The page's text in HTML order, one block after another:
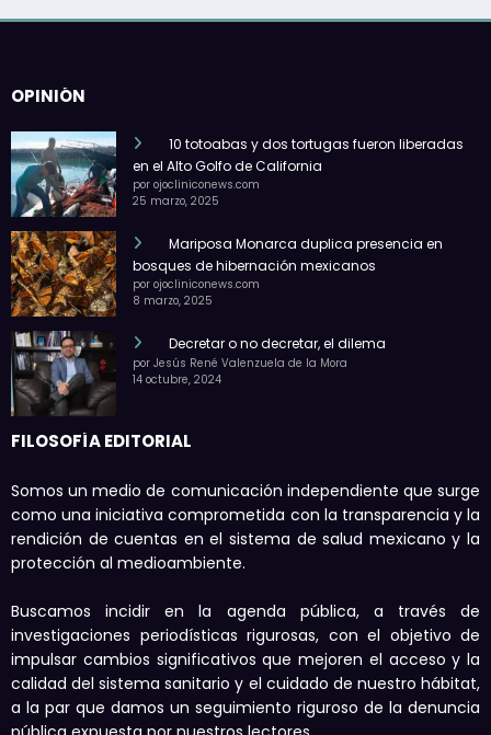
OPINIÓN
10 totoabas y dos tortugas fueron liberadas
en el Alto Golfo de California
por ojocliniconews.com
25 marzo, 2025
Mariposa Monarca duplica presencia en
bosques de hibernación mexicanos
por ojocliniconews.com
8 marzo, 2025
Decretar o no decretar, el dilema
por Jesús René Valenzuela de la Mora
14 octubre, 2024
FILOSOFÍA EDITORIAL
Somos un medio de comunicación independiente que surge
como una iniciativa comprometida con la transparencia y la
rendición de cuentas en el sistema de salud mexicano y la
protección al medioambiente.
Buscamos incidir en la agenda pública, a través de
investigaciones periodísticas rigurosas, con el objetivo de
impulsar cambios significativos que mejoren el acceso y la
calidad del sistema sanitario y el cuidado de nuestro hábitat,
a la par que damos un seguimiento riguroso de la denuncia